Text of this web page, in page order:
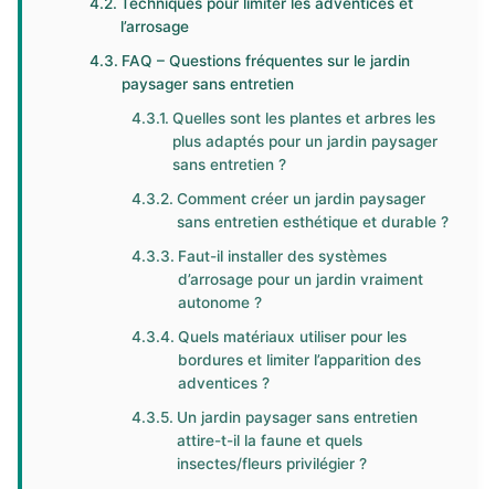
l’arrosage
FAQ – Questions fréquentes sur le jardin
paysager sans entretien
Quelles sont les plantes et arbres les
plus adaptés pour un jardin paysager
sans entretien ?
Comment créer un jardin paysager
sans entretien esthétique et durable ?
Faut-il installer des systèmes
d’arrosage pour un jardin vraiment
autonome ?
Quels matériaux utiliser pour les
bordures et limiter l’apparition des
adventices ?
Un jardin paysager sans entretien
attire-t-il la faune et quels
insectes/fleurs privilégier ?